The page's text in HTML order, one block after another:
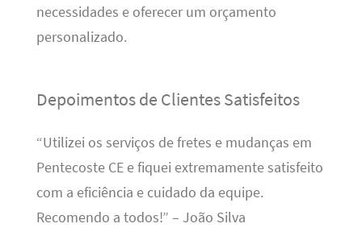
necessidades e oferecer um orçamento
personalizado.
Depoimentos de Clientes Satisfeitos
“Utilizei os serviços de fretes e mudanças em
Pentecoste CE e fiquei extremamente satisfeito
com a eficiência e cuidado da equipe.
Recomendo a todos!” – João Silva